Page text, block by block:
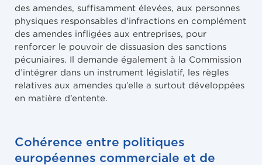
des amendes, suffisamment élevées, aux personnes
physiques responsables d’infractions en complément
des amendes infligées aux entreprises, pour
renforcer le pouvoir de dissuasion des sanctions
pécuniaires. Il demande également à la Commission
d’intégrer dans un instrument législatif, les règles
relatives aux amendes qu’elle a surtout développées
en matière d’entente.
Cohérence entre politiques
européennes commerciale et de